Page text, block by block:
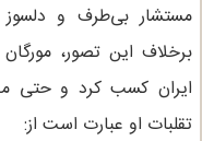
مستشار بی‌طرف و دلسوز
برخلاف این تصور،
ایران کسب کرد و حتی
تقلبات او عبارت است از: